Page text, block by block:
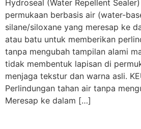
Hydroseal (Water Repellent
permukaan berbasis air (water-
silane/siloxane yang meresap ke
atau batu untuk memberikan
tanpa mengubah tampilan alami
tidak membentuk lapisan di
menjaga tekstur dan warna asli.
Perlindungan tahan air tanpa
Meresap ke dalam […]